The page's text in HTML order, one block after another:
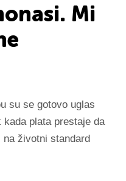
Mi
su se gotovo uglas
plata prestaje da
na životni standard